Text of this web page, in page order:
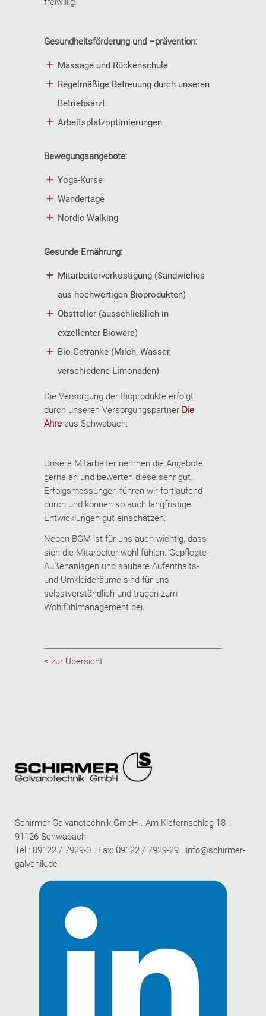
Gesundheitsförderung und –prävention:
Massage und Rückenschule
Regelmäßige Betreuung durch unseren
Betriebsarzt
Arbeitsplatzoptimierungen
Bewegungsangebote:
Yoga-Kurse
Wandertage
Nordic Walking
Gesunde Ernährung:
Mitarbeiterverköstigung (Sandwiches
aus hochwertigen Bioprodukten)
Obstteller (ausschließlich in
exzellenter Bioware)
Bio-Getränke (Milch, Wasser,
verschiedene Limonaden)
Die Versorgung der Bioprodukte erfolgt
durch unseren Versorgungspartner Die
Ähre aus Schwabach.
Unsere Mitarbeiter nehmen die Angebote
gerne an und bewerten diese sehr gut.
Erfolgsmessungen führen wir fortlaufend
durch und können so auch langfristige
Entwicklungen gut einschätzen.
Neben BGM ist für uns auch wichtig, dass
sich die Mitarbeiter wohl fühlen. Gepflegte
Außenanlagen und saubere Aufenthalts-
und Umkleideräume sind für uns
selbstverständlich und tragen zum
Wohlfühlmanagement bei.
< zur Übersicht
Schirmer Galvanotechnik GmbH . Am Kiefernschlag 18 .
91126 Schwabach
Tel.: 09122 / 7929-0 . Fax: 09122 / 7929-29 . info@schirmer-
galvanik.de